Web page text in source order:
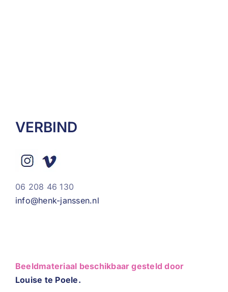
VERBIND
06 208 46 130
info@henk-janssen.nl
Beeldmateriaal beschikbaar gesteld door
Louise te Poele.